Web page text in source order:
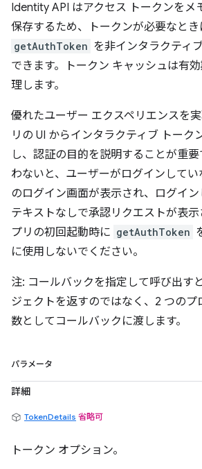
Identity API はアクセス トークンをメ
保存するため、トークンが必要なとき
getAuthToken を非インタラクティ
できます。トークン キャッシュは有
理します。
優れたユーザー エクスペリエンスを
リの UI からインタラクティブ トーク
し、認証の目的を説明することが重
わないと、ユーザーがログインして
のログイン画面が表示され、ログイ
テキストなしで承認リクエストが表
プリの初回起動時に getAuthToken
に使用しないでください。
注: コールバックを指定して呼び出す
ジェクトを返すのではなく、2 つのプ
数としてコールバックに渡します。
パラメータ
詳細
TokenDetails 省略可
トークン オプション。